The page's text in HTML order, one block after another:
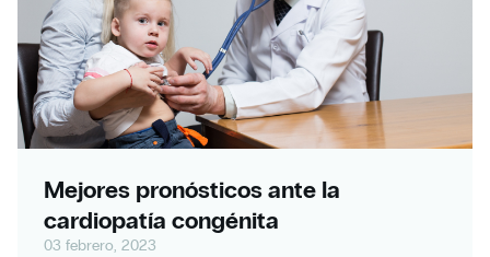
Mejores pronósticos ante la
cardiopatía congénita
03 febrero, 2023